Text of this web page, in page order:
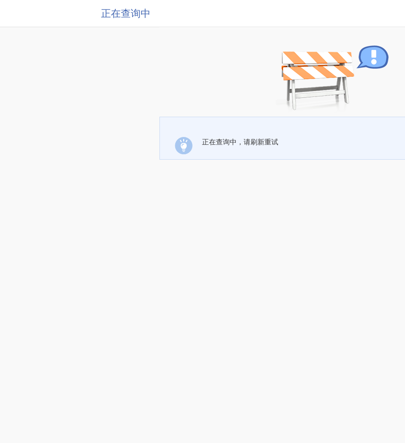
正在查询中
正在查询中，请刷新重试